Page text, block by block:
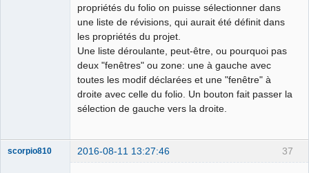
propriétés du folio on puisse sélectionner dans
une liste de révisions, qui aurait été définit dans
les propriétés du projet.
Une liste déroulante, peut-être, ou pourquoi pas
deux "fenêtres" ou zone: une à gauche avec
toutes les modif déclarées et une "fenêtre" à
droite avec celle du folio. Un bouton fait passer la
sélection de gauche vers la droite.
37
scorpio810 2016-08-11 13:27:46